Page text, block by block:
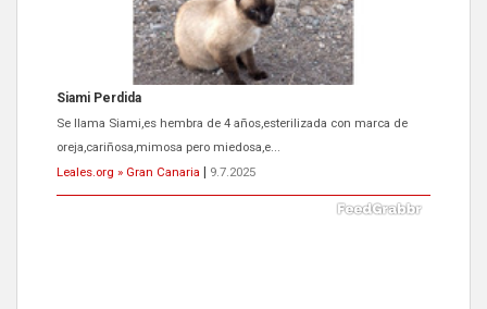
Siami Perdida
Se llama Siami,es hembra de 4 años,esterilizada con marca de
oreja,cariñosa,mimosa pero miedosa,e...
Leales.org » Gran Canaria
9.7.2025